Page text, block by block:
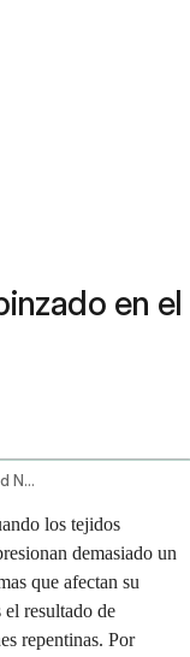
en el
How To Release A Pinched Nerve In The Shoulder Blade
los tejidos
demasiado un
que afectan su
resultado de
repentinas. Por